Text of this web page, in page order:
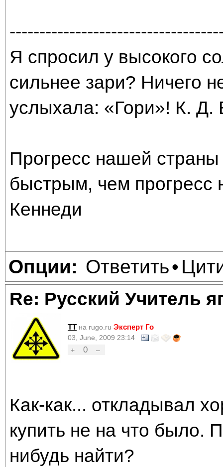
Я спросил у высокого
сильнее зари? Ничего
услыхала: «Гори»! К. Д.
Прогресс нашей
быстрым, чем прогресс
Кеннеди
Опции: Ответить•
Re: Русский Учитель
TT на rugo.ru Эксперт Го
03, June, 2009 23:14
+
0 –
Как-как... откладывал
купить не на что было.
нибудь найти?